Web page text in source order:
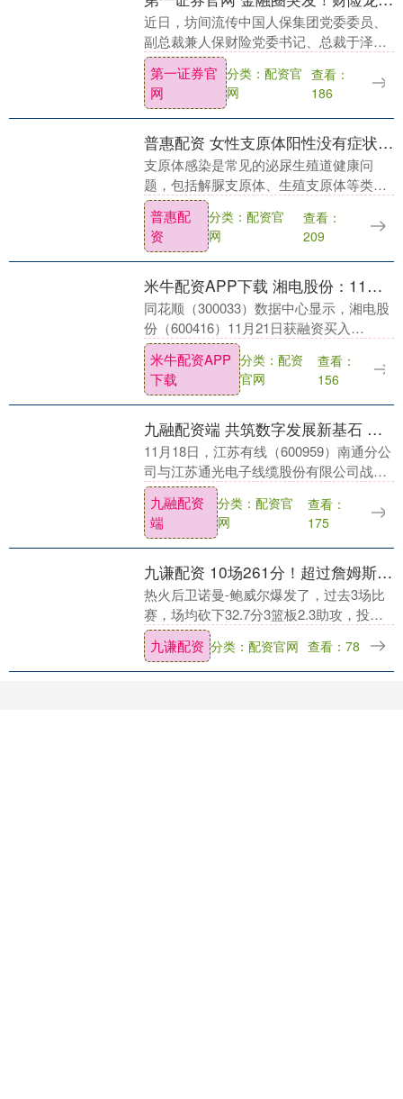
近日，坊间流传中国人保集团党委委员、
副总裁兼人保财险党委书记、总裁于泽被
带走的消息，目前尚未有官方消息发布。
券商中国记者了解到，上周末业内就开始
有于泽被带走的....
第一证券官
网
分类：配资官
网
查看：
186
普惠配资 女性支原体阳性没有症状需要治疗吗？帮你安心应对！
支原体感染是常见的泌尿生殖道健康问
题，包括解脲支原体、生殖支原体等类
型。这类细菌可能通过亲密接触传播，但
查出阳性≠生病！比如解脲支原体，它在
很多健康女性身上就属....
普惠配
资
分类：配资官
网
查看：
209
米牛配资APP下载 湘电股份：11月21日获融资买入2402.14万元
同花顺（300033）数据中心显示，湘电股
份（600416）11月21日获融资买入
2402.14万元，当前融资余额13.40亿元，
占流通市值的7.39%，超过历....
米牛配资APP
下载
分类：配资
官网
查看：
156
九融配资端 共筑数字发展新基石 同绘智慧南通新蓝图——南通分公司与江苏通光电子线缆股份有限公司签署战略合作协议
11月18日，江苏有线（600959）南通分公
司与江苏通光电子线缆股份有限公司战略
合作协议签约仪式顺利举行。江苏有线专
家邱国明，江苏通光电子线缆股份有限公
司董事....
九融配资
端
分类：配资官
网
查看：
175
九谦配资 10场261分！超过詹姆斯！成为队史第一人
热火后卫诺曼-鲍威尔爆发了，过去3场比
赛，场均砍下32.7分3篮板2.3助攻，投篮
命中率50.8%，三分命中率50%，罚球命
中率91.3%。此外，鲍威尔热火生涯....
九谦配资 分类：配资官网 查看：78